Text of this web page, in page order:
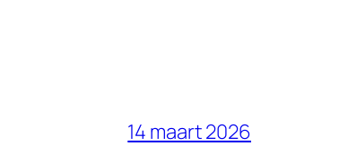
14 maart 2026